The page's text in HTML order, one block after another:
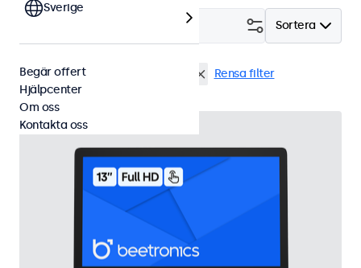
Sortera
13 tums touchskärmar Rensa filter
Sverige
Begär offert
Hjälpcenter
Om oss
Kontakta oss